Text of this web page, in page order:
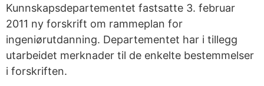
Kunnskapsdepartementet fastsatte 3. februar
2011 ny forskrift om rammeplan for
ingeniørutdanning. Departementet har i tillegg
utarbeidet merknader til de enkelte bestemmelser
i forskriften.